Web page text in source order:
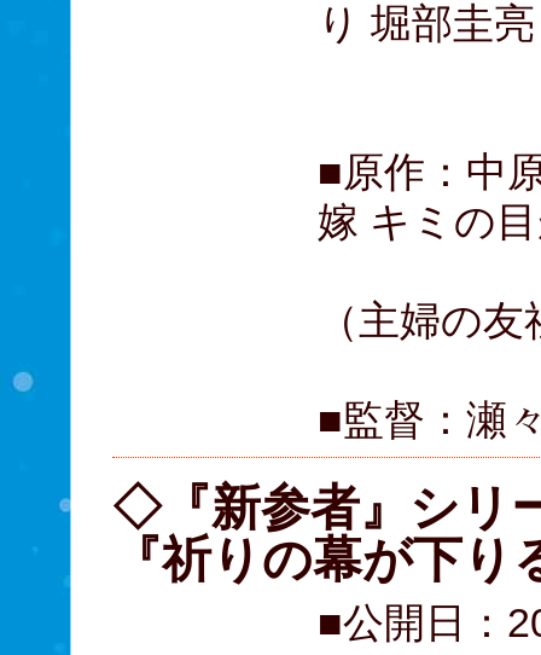
り 堀部圭
■原作：中
嫁 キミの
（主婦の友
■監督：瀬
◇『新参者』シリ
『祈りの幕が下り
■公開日：